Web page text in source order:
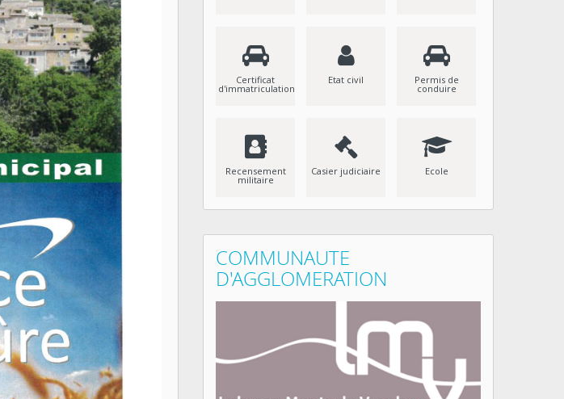
LES CONSEILS
L’ÉQUIPE MUNICIPALE
PERSONNEL MUNICIPAL
LES COMMISSIONS
Certificat
d'immatriculation
Etat civil Permis de
conduire
Recensement
militaire
Casier judiciaire Ecole
COMMUNAUTE
D'AGGLOMERATION